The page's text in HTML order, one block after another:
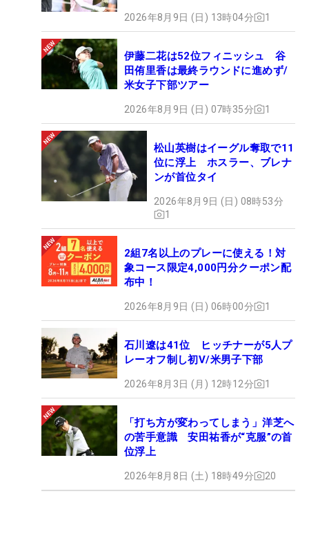
2026年8月9日 (日) 13時04分 1
伊藤二花は52位フィニッシュ 谷
田侑里香は最終ラウンドに進めず/
米女子下部ツアー
2026年8月9日 (日) 07時35分 1
松山英樹はイーグル奪取で11
位に浮上 ホスラー、ブレナ
ンが首位タイ
2026年8月9日 (日) 08時53分
1
2組7名以上のプレーに使える！対
象コース限定4,000円分クーポン配
布中！
2026年8月9日 (日) 06時00分 1
石川遼は41位 ヒッチナーが5人プ
レーオフ制し初V/米男子下部
2026年8月3日 (月) 12時12分 1
「打ち方が変わってしまう」洋芝へ
の苦手意識 安田祐香が“克服”の首
位浮上
2026年8月8日 (土) 18時49分 20